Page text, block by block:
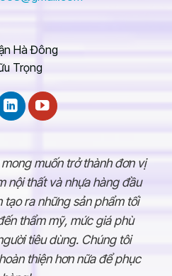
làm từ gỗ công nghiệp
xuất bàn ghế văn phòng có
loại gỗ phụ thuộc vào cốt
với gỗ MFC hoặc MDF phủ
loại này, các bạn có thể yêu
đặt mua bàn nhân viên
Long thiết kế góp phần
Hà Đông
Trọng
muốn trở thành đơn vị
nội thất và nhựa hàng đầu
tạo ra những sản phẩm tối
thẩm mỹ, mức giá phù
tiêu dùng. Chúng tôi
thiện hơn nữa để phục